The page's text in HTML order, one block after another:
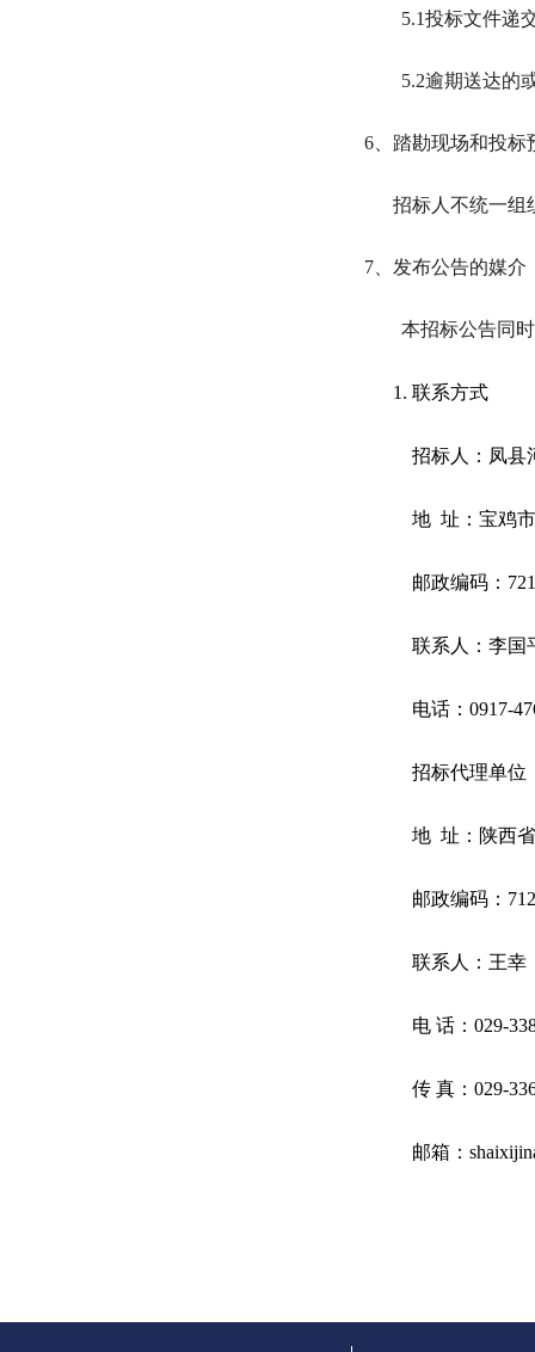
5.1投标文件递
5.2逾期送达的
6 、踏勘现场和投标
招标人不统一组
7 、发布公告的媒介
本招标公告同
联系方式
招标人：凤县
地 址：宝鸡
邮政编码：
联系人：李国
电话：0917-
招标代理单位
地 址：陕西
邮政编码：
联系人：王幸
电 话：029-
传 真：029-
邮箱：